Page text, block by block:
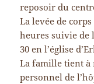
reposoir du
La levée de
heures suivie de
30 en l’église
La famille tient à
personnel de